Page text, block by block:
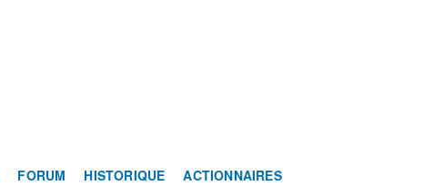
FORUM HISTORIQUE ACTIONNAIRES